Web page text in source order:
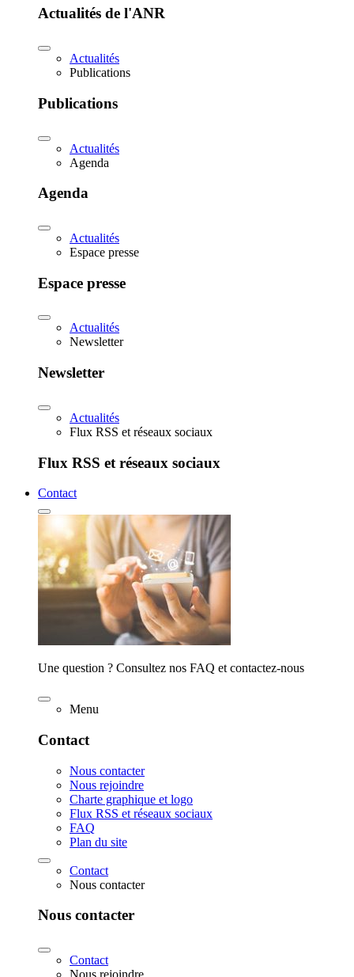
Actualités de l'ANR
Actualités
Publications
Publications
Actualités
Agenda
Agenda
Actualités
Espace presse
Espace presse
Actualités
Newsletter
Newsletter
Actualités
Flux RSS et réseaux sociaux
Flux RSS et réseaux sociaux
Contact
Une question ? Consultez nos FAQ et contactez-nous
Menu
Contact
Nous contacter
Nous rejoindre
Charte graphique et logo
Flux RSS et réseaux sociaux
FAQ
Plan du site
Contact
Nous contacter
Nous contacter
Contact